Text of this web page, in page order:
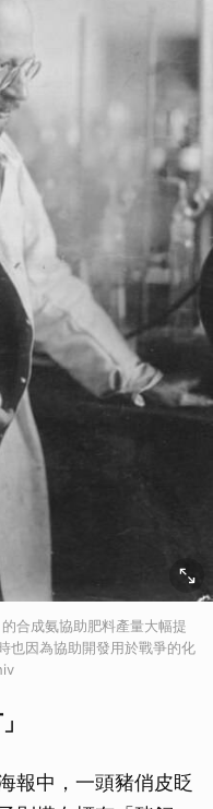
合成氨協助肥料產量大幅提
也因為協助開發用於戰爭的化
報中，一頭豬俏皮眨